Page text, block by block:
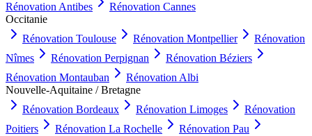
Rénovation Antibes Rénovation Cannes
Occitanie
Rénovation Toulouse Rénovation Montpellier
Rénovation
Nîmes
Rénovation Perpignan Rénovation Béziers
Rénovation Montauban Rénovation Albi
Nouvelle-Aquitaine / Bretagne
Rénovation Bordeaux Rénovation Limoges
Rénovation
Poitiers
Rénovation La Rochelle Rénovation Pau